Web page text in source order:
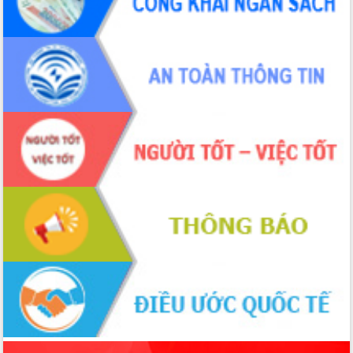
ứng để giữ vững thị trường xuất khẩu
Diễn đàn Kinh tế tư nhân Việt Nam đột
phá cơ chế - Hợp tác công tư
Đề án 06 tạo bước ngoặt đột phá trong
cải cách hành chính tỉnh Đắk Lắk
Kết nối tour, đẩy mạnh chuyển đổi số
để phát triển du lịch Đắk Lắk
Khởi động Dự án Đầu tư xây dựng hạ
tầng kỹ thuật Cụm công nghiệp Tân
Tiến
Gặp mặt các cơ quan báo chí nhân Kỷ
niệm 101 năm Ngày Báo chí Cách
mạng Việt Nam
Đắk Lắk sơ kết 4 năm triển khai thực
hiện Đề án 06 của Chính phủ
Họp báo thông tin về Hội nghị Công bố
Quy hoạch và Xúc tiến đầu tư tỉnh Đắk
Lắk
Khơi thông điểm nghẽn, đẩy nhanh
giải ngân vốn khắc phục thiên tai